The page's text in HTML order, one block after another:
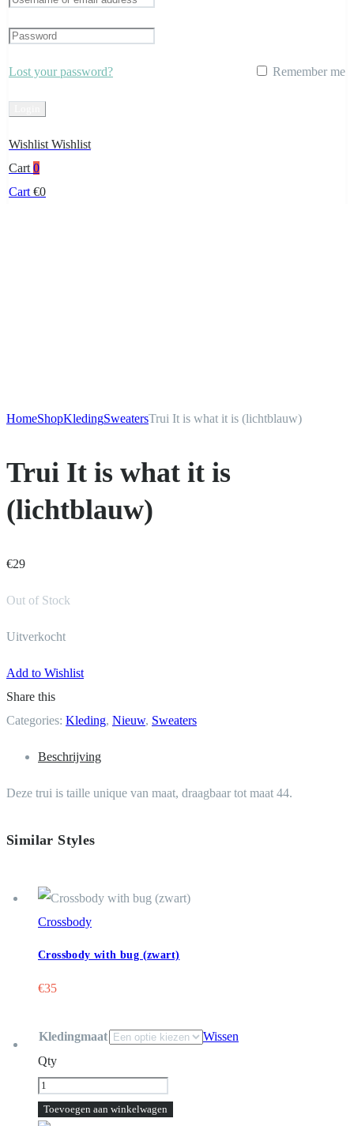
Lost your password? Remember me
Wishlist Wishlist
Cart 0
Cart €0
HomeShopKledingSweatersTrui It is what it is (lichtblauw)
Trui It is what it is
(lichtblauw)
€29
Out of Stock
Uitverkocht
Add to Wishlist
Share this
Categories: Kleding, Nieuw, Sweaters
Beschrijving
Deze trui is taille unique van maat, draagbaar tot maat 44.
Similar Styles
Crossbody
Crossbody with bug (zwart)
€35
Kledingmaat
Wissen
Qty
Blazer
(kaki)
Toevoegen aan winkelwagen